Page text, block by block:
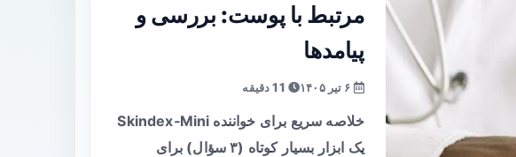
مرتبط با پوست: بررسی و
پیامدها
خلاصه سریع برای خواننده Skindex‑Mini
یک ابزار بسیار کوتاه (۳ سؤال) برای